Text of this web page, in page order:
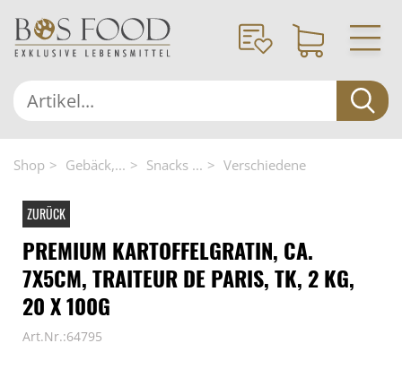
Shop Gebäck,... Snacks ... Verschiedene
ZURÜCK
PREMIUM KARTOFFELGRATIN, CA.
7X5CM, TRAITEUR DE PARIS, TK, 2 KG,
20 X 100G
Art.Nr.:64795